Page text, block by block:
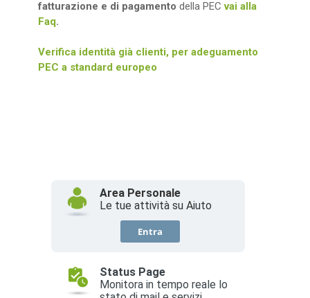
fatturazione e di pagamento della PECvai alla
Faq.
Verifica identità già clienti, per adeguamento
PEC a standard europeo